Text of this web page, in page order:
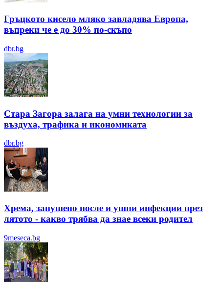
Гръцкото кисело мляко завладява Европа,
въпреки че е до 30% по-скъпо
dbr.bg
Стара Загора залага на умни технологии за
въздуха, трафика и икономиката
dbr.bg
Хрема, запушено носле и ушни инфекции през
лятотo - какво трябва да знае всеки родител
9meseca.bg